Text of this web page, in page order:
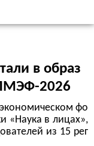
в образ
2026
фо
«Наука в лицах»,
из 15 рег